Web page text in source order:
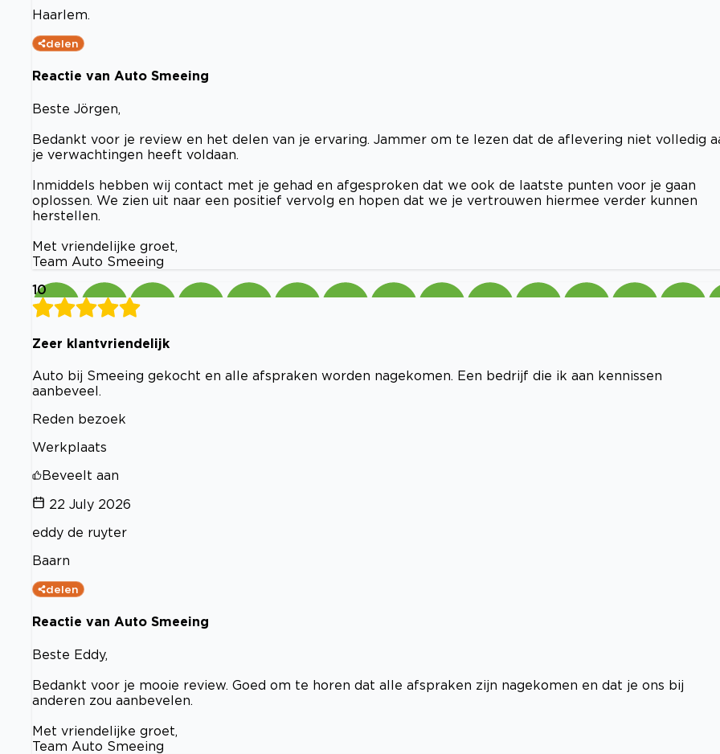
Haarlem.
delen
Reactie van Auto Smeeing
Beste Jörgen,
Bedankt voor je review en het delen van je ervaring. Jammer om te lezen dat de aflevering niet volledig
je verwachtingen heeft voldaan.
Inmiddels hebben wij contact met je gehad en afgesproken dat we ook de laatste punten voor je gaan
oplossen. We zien uit naar een positief vervolg en hopen dat we je vertrouwen hiermee verder kunnen
herstellen.
Met vriendelijke groet,
Team Auto Smeeing
10
Zeer klantvriendelijk
Auto bij Smeeing gekocht en alle afspraken worden nagekomen. Een bedrijf die ik aan kennissen
aanbeveel.
Reden bezoek
Werkplaats
Beveelt aan
22 July 2026
eddy de ruyter
Baarn
delen
Reactie van Auto Smeeing
Beste Eddy,
Bedankt voor je mooie review. Goed om te horen dat alle afspraken zijn nagekomen en dat je ons bij
anderen zou aanbevelen.
Met vriendelijke groet,
Team Auto Smeeing